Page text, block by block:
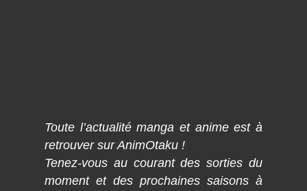
Toute l’actualité manga et anime est à
retrouver sur AnimOtaku !
Tenez-vous au courant des sorties du
moment et des prochaines saisons à